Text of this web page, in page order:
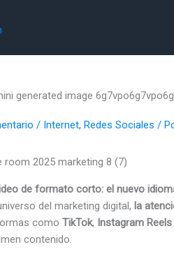
/ Internet, Redes Sociales /
de formato corto: el nuevo
del marketing digital, la
como TikTok, Instagram Reels
contenido.